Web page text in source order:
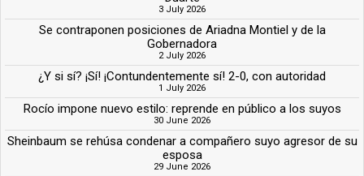
3 July 2026
Se contraponen posiciones de Ariadna Montiel y de la
Gobernadora
2 July 2026
¿Y si sí? ¡Sí! ¡Contundentemente sí! 2-0, con autoridad
1 July 2026
Rocío impone nuevo estilo: reprende en público a los suyos
30 June 2026
Sheinbaum se rehúsa condenar a compañero suyo agresor de su
esposa
29 June 2026